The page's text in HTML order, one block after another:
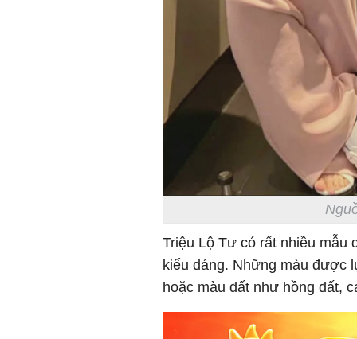
Triệu Lộ Tư có rất nhiều mẫu
kiểu dáng. Những màu được
hoặc màu đất như hồng đất,